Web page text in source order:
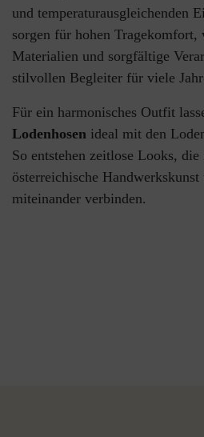
und temperaturausgleichenden
sorgen für hohen Tragekomfort,
Materialien und sorgfältige
stilvollen Begleiter für viele
Für ein harmonisches Outfit
Lodenhosen ideal mit den
So entstehen zeitlose Looks,
österreichische
miteinander verbinden.